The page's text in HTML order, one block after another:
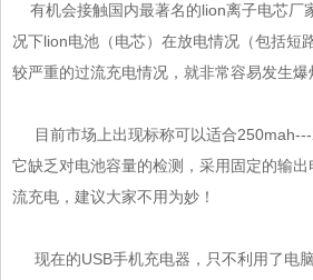
有机会接触国内最著名的lion离子电芯厂家
况下lion电池（电芯）在放电情况（包括短路
较严重的过流充电情况，就非常容易发生爆炸
目前市场上出现标称可以适合250mah---
它缺乏对电池容量的检测，采用固定的输
流充电，建议大家不用为妙！
现在的USB手机充电器，只不利用了电